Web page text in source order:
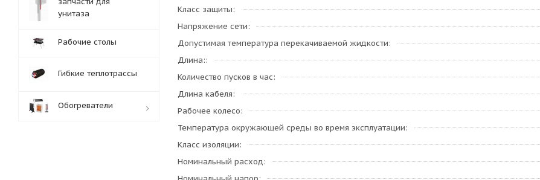
Класс защиты
Напряжение сети
Допустимая температура перекачиваемой жидкости
Длина:
Количество пусков в час
Длина кабеля
Рабочее колесо
Температура окружающей среды во время эксплуатации
Класс изоляции
Номинальный расход
унитаза
Рабочие столы
Гибкие теплотрассы
Обогреватели